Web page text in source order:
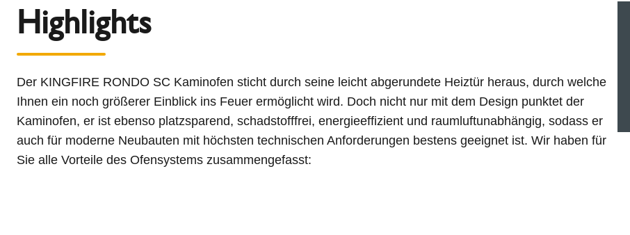
Highlights
Der KINGFIRE RONDO SC Kaminofen sticht durch seine leicht abgerundete Heiztür heraus, durch welche
Ihnen ein noch größerer Einblick ins Feuer ermöglicht wird. Doch nicht nur mit dem Design punktet der
Kaminofen, er ist ebenso platzsparend, schadstofffrei, energieeffizient und raumluftunabhängig, sodass er
auch für moderne Neubauten mit höchsten technischen Anforderungen bestens geeignet ist. Wir haben für
Sie alle Vorteile des Ofensystems zusammengefasst: